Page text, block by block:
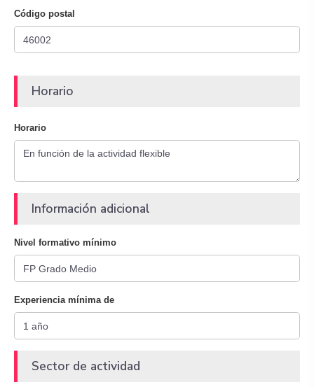
Código postal
Horario
Horario
Información adicional
Nivel formativo mínimo
Experiencia mínima de
Sector de actividad